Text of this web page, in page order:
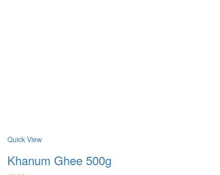
Quick View
Khanum Ghee 500g